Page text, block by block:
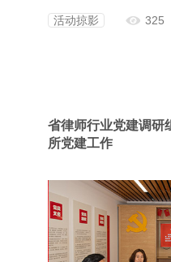
培训。 在开班仪式上
活动掠影 325
省律师行业党建调研
所党建工作